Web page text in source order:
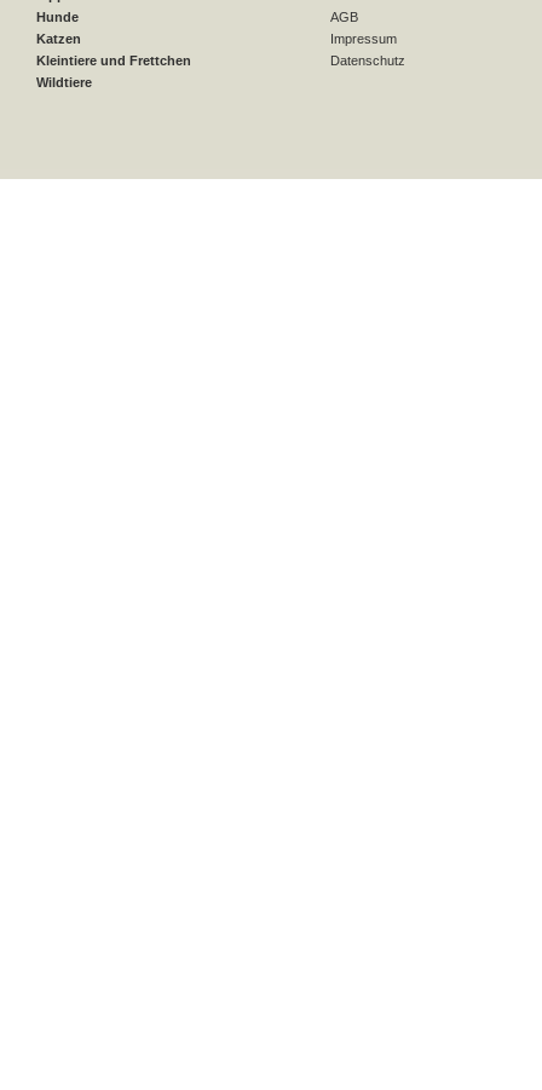
Hunde
Katzen
Kleintiere und Frettchen
Wildtiere
AGB
Impressum
Datenschutz